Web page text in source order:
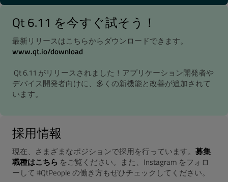
Qt 6.11 を今すぐ試そう！
最新リリースはこちらからダウンロードできます。
www.qt.io/download
Qt 6.11 がリリースされました！アプリケーション開発者や
デバイス開発者向けに、多くの新機能と改善が追加されて
います。
採用情報
現在、さまざまなポジションで採用を行っています。 募集
職種はこちら をご覧ください。また、Instagram をフォロ
ーして #QtPeople の働き方もぜひチェックしてください。